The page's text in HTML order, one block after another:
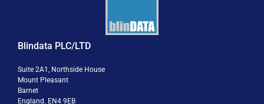
Blindata PLC/LTD
Suite 2A1, Northside House
Mount Pleasant
Barnet
England. EN4 9EB